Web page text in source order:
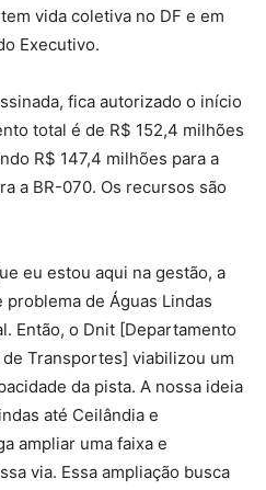
vida coletiva no DF e em
Executivo.
fica autorizado o início
total é de R$ 152,4 milhões
R$ 147,4 milhões para a
a BR-070. Os recursos são
eu estou aqui na gestão, a
de Águas Lindas
Então, o Dnit [Departamento
Transportes] viabilizou um
da pista. A nossa ideia
até Ceilândia e
ampliar uma faixa e
via. Essa ampliação busca